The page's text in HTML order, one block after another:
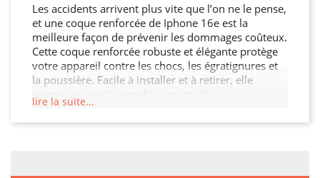
Les accidents arrivent plus vite que l’on ne le pense,
et une coque renforcée de Iphone 16e est la
meilleure façon de prévenir les dommages coûteux.
Cette coque renforcée robuste et élégante protège
votre appareil contre les chocs, les égratignures et
la poussière. Facile à installer et à retirer, elle
fonctionnalités de votre Iphone 16e. Ne laissez pas
un accident ruiner votre journée : offrez à votre
lire la suite...